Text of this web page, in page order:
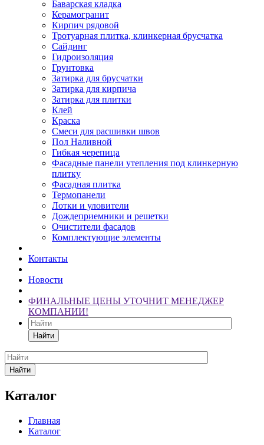
Баварская кладка
Керамогранит
Кирпич рядовой
Тротуарная плитка, клинкерная брусчатка
Сайдинг
Гидроизоляция
Грунтовка
Затирка для брусчатки
Затирка для кирпича
Затирка для плитки
Клей
Краска
Смеси для расшивки швов
Пол Наливной
Гибкая черепица
Фасадные панели утепления под клинкерную
плитку
Фасадная плитка
Термопанели
Лотки и уловители
Дождеприемники и решетки
Очистители фасадов
Комплектующие элементы
Контакты
Новости
ФИНАЛЬНЫЕ ЦЕНЫ УТОЧНИТ МЕНЕДЖЕР
КОМПАНИИ!
Найти
Найти
Каталог
Главная
Каталог